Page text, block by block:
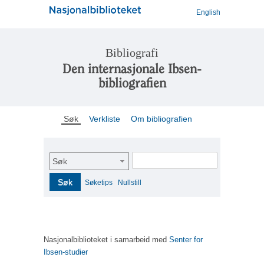
English
Bibliografi
Den internasjonale Ibsen-
bibliografien
Søk Verkliste Om bibliografien
Søk
Søk Søketips Nullstill
Nasjonalbiblioteket i samarbeid med Senter for
Ibsen-studier